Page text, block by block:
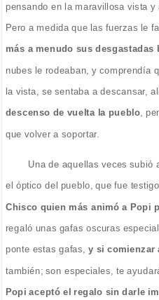
pensando en la maravillosa vista y
Pero a medida que las fuerzas le
más a menudo sus desgastadas
nubes le rodeaban, y comprendía
la vista, se sentaba a descansar,
descenso de vuelta la pueblo,
que volver a soportar.
Una de aquellas veces subió
el óptico del pueblo, que fue
Chisco quien más animó a Popi
regaló unas gafas oscuras
ponte estas gafas, y si comienzar
también; son especiales, te
Popi aceptó el regalo sin darle